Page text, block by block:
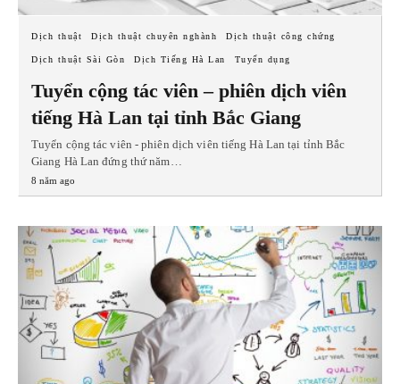
Dịch thuật Dịch thuật chuyên nghành Dịch thuật công chứng
Dịch thuật Sài Gòn Dịch Tiếng Hà Lan Tuyển dụng
Tuyển cộng tác viên – phiên dịch viên
tiếng Hà Lan tại tỉnh Bắc Giang
Tuyển cộng tác viên - phiên dịch viên tiếng Hà Lan tại tỉnh Bắc
Giang Hà Lan đứng thứ năm…
8 năm ago